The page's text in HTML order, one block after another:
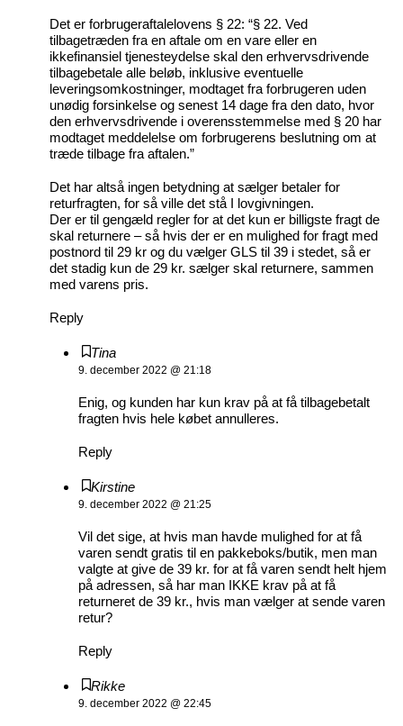
Det er forbrugeraftalelovens § 22: “§ 22. Ved
tilbagetræden fra en aftale om en vare eller en
ikkefinansiel tjenesteydelse skal den erhvervsdrivende
tilbagebetale alle beløb, inklusive eventuelle
leveringsomkostninger, modtaget fra forbrugeren uden
unødig forsinkelse og senest 14 dage fra den dato, hvor
den erhvervsdrivende i overensstemmelse med § 20 har
modtaget meddelelse om forbrugerens beslutning om at
træde tilbage fra aftalen.”
Det har altså ingen betydning at sælger betaler for
returfragten, for så ville det stå I lovgivningen.
Der er til gengæld regler for at det kun er billigste fragt de
skal returnere – så hvis der er en mulighed for fragt med
postnord til 29 kr og du vælger GLS til 39 i stedet, så er
det stadig kun de 29 kr. sælger skal returnere, sammen
med varens pris.
Reply
Tina
9. december 2022 @ 21:18
Enig, og kunden har kun krav på at få tilbagebetalt
fragten hvis hele købet annulleres.
Reply
Kirstine
9. december 2022 @ 21:25
Vil det sige, at hvis man havde mulighed for at få
varen sendt gratis til en pakkeboks/butik, men man
valgte at give de 39 kr. for at få varen sendt helt hjem
på adressen, så har man IKKE krav på at få
returneret de 39 kr., hvis man vælger at sende varen
retur?
Reply
Rikke
9. december 2022 @ 22:45